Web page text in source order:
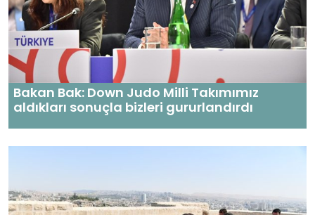
Bakan Bak: Down Judo Milli Takımımız
aldıkları sonuçla bizleri gururlandırdı